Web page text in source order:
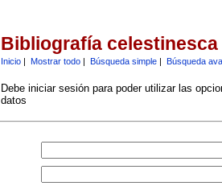
Bibliografía celestinesca
Inicio| Mostrar todo| Búsqueda simple| Búsqueda
Debe iniciar sesión para poder utilizar las
datos